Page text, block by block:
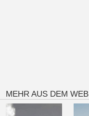
MEHR AUS DEM WEB